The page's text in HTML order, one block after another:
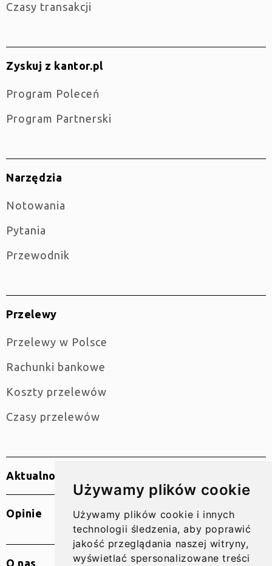
Używamy plików cookie
Używamy plików cookie i innych
technologii śledzenia, aby poprawić
jakość przeglądania naszej witryny,
wyświetlać spersonalizowane treści
Czasy transakcji
Zyskuj z kantor.pl
Program Poleceń
Program Partnerski
Narzędzia
Notowania
Pytania
Przewodnik
Przelewy
Przelewy w Polsce
Rachunki bankowe
Koszty przelewów
Czasy przelewów
Aktualności
Opinie
O nas